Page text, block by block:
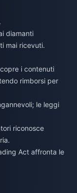
diamanti
mai ricevuti.
i contenuti
rimborsi per
le leggi
riconosce
Act affronta le